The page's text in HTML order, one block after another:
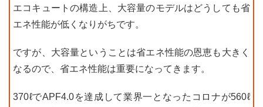
エコキュートの構造上、大容量のモデルはどうしても省
エネ性能が低くなりがちです。
ですが、大容量ということは省エネ性能の恩恵も大きく
なるので、省エネ性能は重要になってきます。
370ℓでAPF4.0を達成して業界一となったコロナが560ℓ